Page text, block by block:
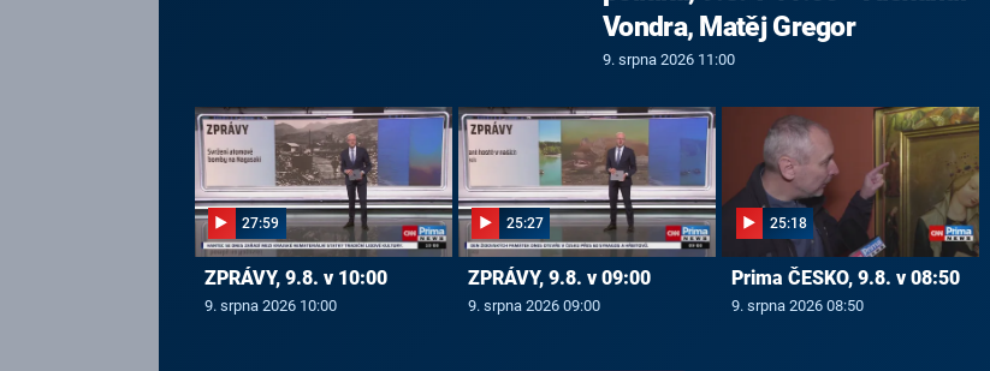
Vondra, Matěj Gregor
9. srpna 2026 11:00
27:59
ZPRÁVY, 9.8. v 10:00
9. srpna 2026 10:00
25:27
ZPRÁVY, 9.8. v 09:00
9. srpna 2026 09:00
25:18
Prima ČESKO, 9.8. v 08:50
9. srpna 2026 08:50